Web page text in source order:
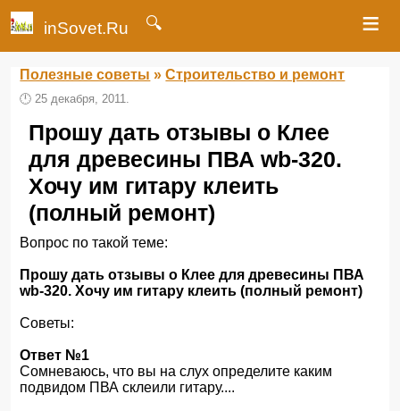
inSovet.Ru 🔍 ≡
Полезные советы »Строительство и ремонт
🕛25 декабря, 2011.
Прошу дать отзывы о Клее
для древесины ПВА wb-320.
Хочу им гитару клеить
(полный ремонт)
Вопрос по такой теме:
Прошу дать отзывы о Клее для древесины ПВА
wb-320. Хочу им гитару клеить (полный ремонт)
Советы:
Ответ №1
Сомневаюсь, что вы на слух определите каким
подвидом ПВА склеили гитару....